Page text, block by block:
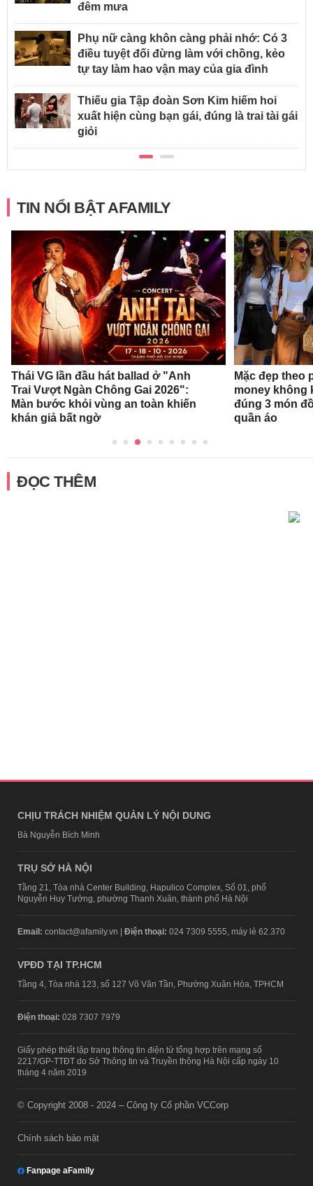
đêm mưa
Phụ nữ càng khôn càng phải nhớ: Có 3
điều tuyệt đối đừng làm với chồng, kẻo
tự tay làm hao vận may của gia đình
Thiếu gia Tập đoàn Sơn Kim hiếm hoi
xuất hiện cùng bạn gái, đúng là trai tài gái
giỏi
TIN NỔI BẬT AFAMILY
Thái VG lần đầu hát ballad ở "Anh
Trai Vượt Ngàn Chông Gai 2026":
Màn bước khỏi vùng an toàn khiến
khán giả bất ngờ
Mặc đẹp theo
money không
đúng 3 món
quần áo
ĐỌC THÊM
CHỊU TRÁCH NHIỆM QUẢN LÝ NỘI DUNG
Bà Nguyễn Bích Minh
TRỤ SỞ HÀ NỘI
Tầng 21, Tòa nhà Center Building, Hapulico Complex, Số 01, phố
Nguyễn Huy Tưởng, phường Thanh Xuân, thành phố Hà Nội
Email: contact@afamily.vn | Điện thoại: 024 7309 5555, máy lẻ 62.370
VPĐD TẠI TP.HCM
Tầng 4, Tòa nhà 123, số 127 Võ Văn Tần, Phường Xuân Hòa, TPHCM
Điện thoại: 028 7307 7979
Giấy phép thiết lập trang thông tin điện tử tổng hợp trên mạng số
2217/GP-TTĐT do Sở Thông tin và Truyền thông Hà Nội cấp ngày 10
tháng 4 năm 2019
© Copyright 2008 - 2024 – Công ty Cổ phần VCCorp
Chính sách bảo mật
Fanpage aFamily